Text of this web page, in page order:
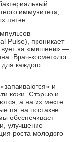
иммунитета,
пятен.
Pulse), проникает
на «мишени» —
Врач-косметолог
каждого
и
кожи. Старые и
а на их месте
пятна постакне
обеспечивает
улучшение
роста молодого